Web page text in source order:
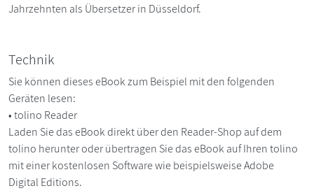
Jahrzehnten als Übersetzer in Düsseldorf.
Technik
Sie können dieses eBook zum Beispiel mit den folgenden
Geräten lesen:
• tolino Reader
Laden Sie das eBook direkt über den Reader-Shop auf dem
tolino herunter oder übertragen Sie das eBook auf Ihren tolino
mit einer kostenlosen Software wie beispielsweise Adobe
Digital Editions.